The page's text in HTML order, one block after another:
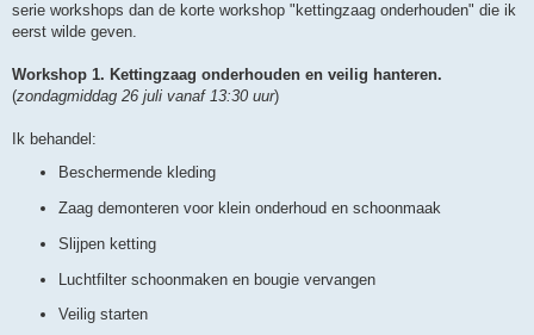
serie workshops dan de korte workshop "kettingzaag onderhouden" die ik
eerst wilde geven.
Workshop 1. Kettingzaag onderhouden en veilig hanteren.
(zondagmiddag 26 juli vanaf 13:30 uur)
Ik behandel:
Beschermende kleding
Zaag demonteren voor klein onderhoud en schoonmaak
Slijpen ketting
Luchtfilter schoonmaken en bougie vervangen
Veilig starten